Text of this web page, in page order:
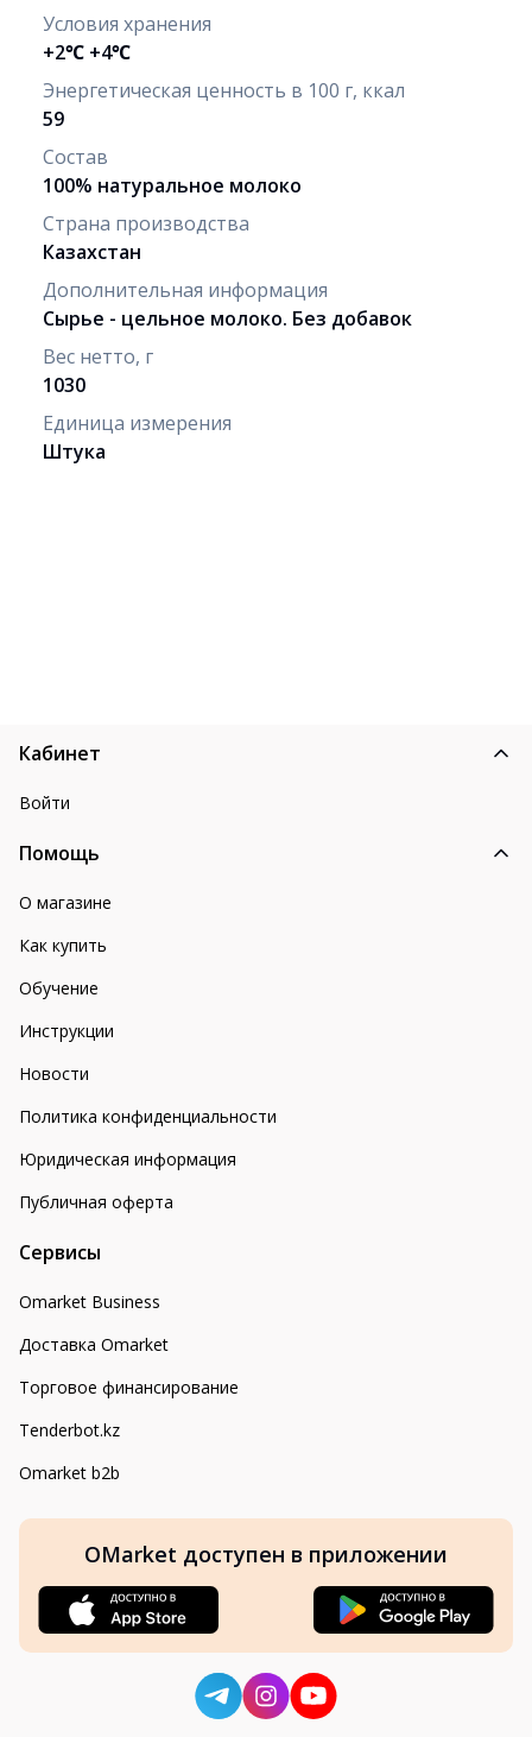
Условия хранения
+2℃ +4℃
Энергетическая ценность в 100 г, ккал
59
Состав
100% натуральное молоко
Страна производства
Казахстан
Дополнительная информация
Сырье - цельное молоко. Без добавок
Вес нетто, г
1030
Единица измерения
Штука
Кабинет
Войти
Помощь
О магазине
Как купить
Обучение
Инструкции
Новости
Политика конфиденциальности
Юридическая информация
Публичная оферта
Сервисы
Omarket Business
Доставка Omarket
Торговое финансирование
Tenderbot.kz
Omarket b2b
OMarket доступен в приложении